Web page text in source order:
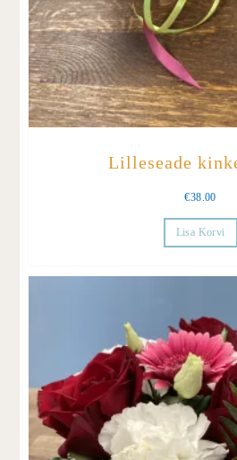
Lilleseade
€38.00
Lisa Korvi